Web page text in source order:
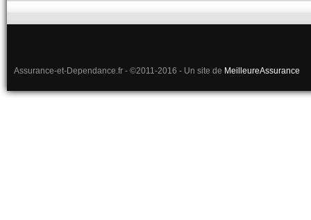
Assurance-et-Dependance.fr - ©2011-2016 - Un site de MeilleureAssurance